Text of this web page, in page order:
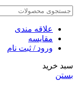
علاقه مندی
مقایسه
ورود / ثبت نام
سبد خرید
بستن